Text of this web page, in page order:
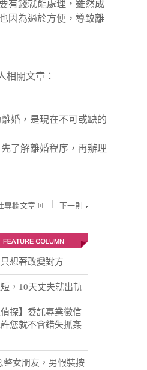
有錢就能處理，雖然成
因為過於方便，導致離
相關文章：
婚，是現在不可或缺的
先了解離婚程序，再辦理
專欄文章 下一則
想著改變對方
，10天丈夫就出軌
偵探】委託專業徵信
您就不會錯失抓姦
整女朋友，男假裝按